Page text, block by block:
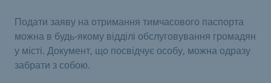
Подати заяву на отримання тимчасового паспорта
можна в будь-якому відділі обслуговування громадян
у місті. Документ, що посвідчує особу, можна одразу
забрати з собою.